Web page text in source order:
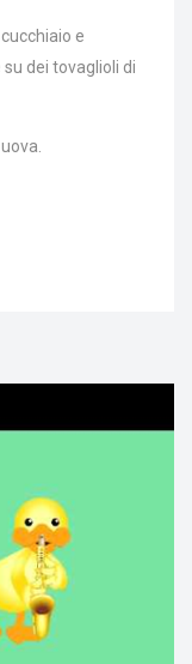
e
dei tovaglioli di